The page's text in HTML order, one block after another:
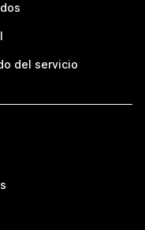
del servicio